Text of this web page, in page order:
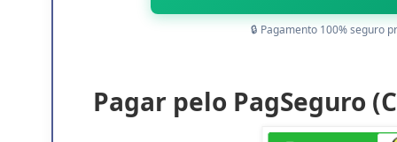
🔒 Pagamento 100% seguro
Pagar pelo PagSeguro